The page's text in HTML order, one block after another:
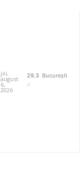
joi,
august
6,
2026
29.3
C
București